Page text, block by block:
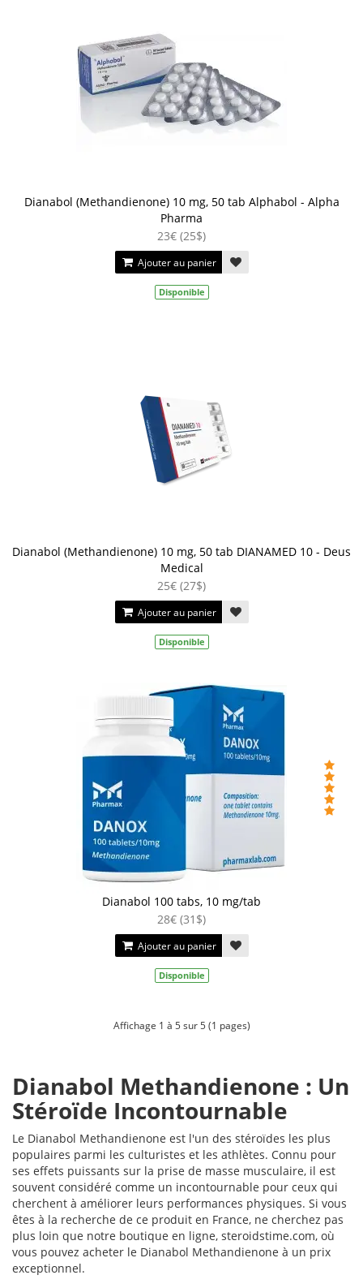
Dianabol (Methandienone) 10 mg, 50 tab Alphabol - Alpha
Pharma
23€ (25$)
Ajouter au panier
Disponible
Dianabol (Methandienone) 10 mg, 50 tab DIANAMED 10 - Deus
Medical
25€ (27$)
Ajouter au panier
Disponible
Dianabol 100 tabs, 10 mg/tab
28€ (31$)
Ajouter au panier
Disponible
Affichage 1 à 5 sur 5 (1 pages)
Dianabol Methandienone : Un
Stéroïde Incontournable
Le Dianabol Methandienone est l'un des stéroïdes les plus
populaires parmi les culturistes et les athlètes. Connu pour
ses effets puissants sur la prise de masse musculaire, il est
souvent considéré comme un incontournable pour ceux qui
cherchent à améliorer leurs performances physiques. Si vous
êtes à la recherche de ce produit en France, ne cherchez pas
plus loin que notre boutique en ligne, steroidstime.com, où
vous pouvez acheter le Dianabol Methandienone à un prix
exceptionnel.